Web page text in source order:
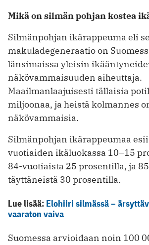
Mikä on silmän pohjan kostea
Silmänpohjan ikärappeuma eli
makuladegeneraatio on
länsimaissa yleisin
näkövammaisuuden aiheuttaja.
Maailmanlaajuisesti tällaisia
miljoonaa, ja heistä kolmannes
näkövammaisia.
Silmänpohjan ikärappeumaa
vuotiaiden ikäluokassa 10–15
84-vuotiaista 25 prosentilla, ja
täyttäneistä 30 prosentilla.
Lue lisää: Elohiiri silmässä –
vaaraton vaiva
Suomessa arvioidaan noin 100